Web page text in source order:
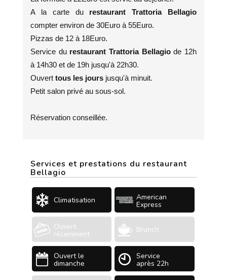
A la carte du restaurant Trattoria Bellagio
compter environ de 30Euro à 55Euro.
Pizzas de 12 à 18Euro.
Service du restaurant Trattoria Bellagiode 12h
à 14h30 et de 19h jusqu'à 22h30.
Ouvert tous les jours jusqu'à minuit.
Petit salon privé au sous-sol.
Réservation conseillée.
Services et prestations du restaurant
Bellagio
Climatisation American
Express
Ouvert
récemment Brunch
Ouvert le
dimanche
Service
après 22h